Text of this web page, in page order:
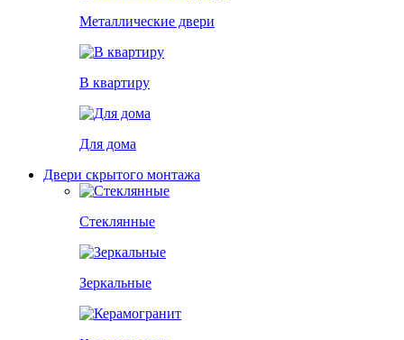
Металлические двери
В квартиру
Для дома
Двери скрытого монтажа
Стеклянные
Зеркальные